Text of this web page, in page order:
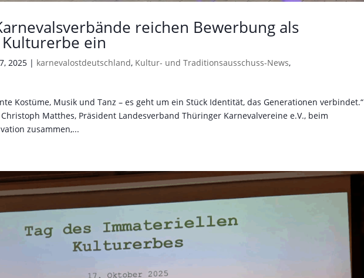
reichen Bewerbung als
ein
2025 | karnevalostdeutschland, Kultur- und Traditionsausschuss-News,
Kostüme, Musik und Tanz – es geht um ein Stück Identität, das Generationen verbindet.“
Matthes, Präsident Landesverband Thüringer Karnevalvereine e.V., beim
zusammen,...